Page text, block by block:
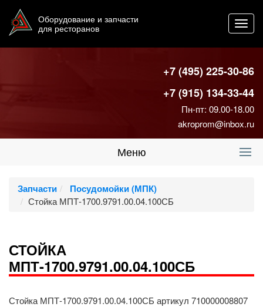
Оборудование и запчасти
для ресторанов
+7 (495) 225-30-86
+7 (915) 134-33-44
Пн-пт: 09.00-18.00
akroprom@inbox.ru
Меню
Запчасти Посудомойки (МПК)
Стойка МПТ-1700.9791.00.04.100СБ
СТОЙКА
МПТ-1700.9791.00.04.100СБ
Стойка МПТ-1700.9791.00.04.100СБ артикул 710000008807